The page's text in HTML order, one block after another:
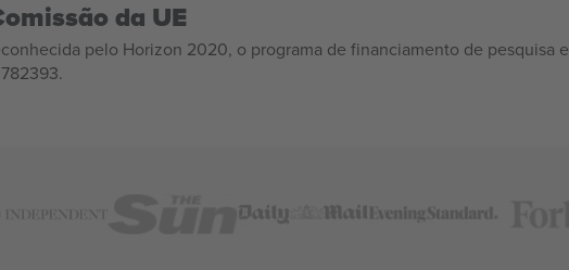
da UE
pelo Horizon 2020, o programa de financiamento de pesquisa e